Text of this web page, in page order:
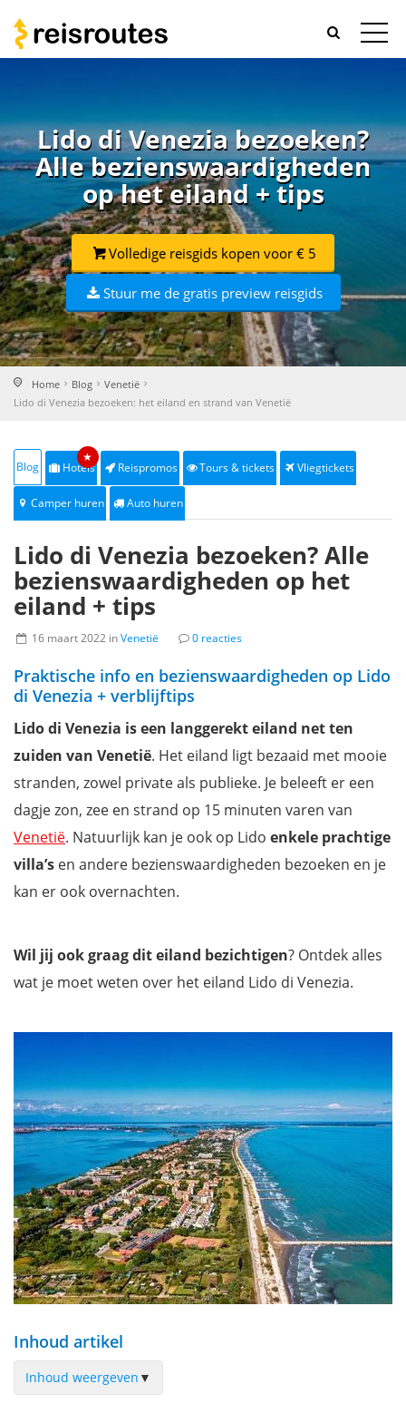
Lido di Venezia bezoeken?
Alle bezienswaardigheden
op het eiland + tips
Volledige reisgids kopen voor € 5
Stuur me de gratis preview reisgids
Home Blog
Venetië
Lido di Venezia bezoeken: het eiland en strand van Venetië
Blog Hotels
★
Reispromos Tours & tickets Vliegtickets
Camper huren Auto huren
Lido di Venezia bezoeken? Alle
bezienswaardigheden op het
eiland + tips
16 maart 2022 inVenetië 0 reacties
Praktische info en bezienswaardigheden op Lido
di Venezia + verblijftips
Lido di Venezia is een langgerekt eiland net ten
zuiden van Venetië. Het eiland ligt bezaaid met mooie
stranden, zowel private als publieke. Je beleeft er een
dagje zon, zee en strand op 15 minuten varen van
Venetië. Natuurlijk kan je ook op Lido enkele prachtige
villa’s en andere bezienswaardigheden bezoeken en je
kan er ook overnachten.
Wil jij ook graag dit eiland bezichtigen? Ontdek alles
wat je moet weten over het eiland Lido di Venezia.
Inhoud artikel
Inhoud weergeven ▼